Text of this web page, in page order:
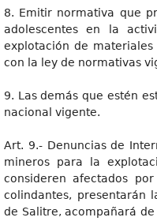
8. Emitir normativa que
adolescentes en la
explotación de
con la ley de normativas
9. Las demás que estén
nacional vigente.
Art. 9.- Denuncias de
mineros para la
consideren afectados
colindantes, presentarán
de Salitre, acompañará